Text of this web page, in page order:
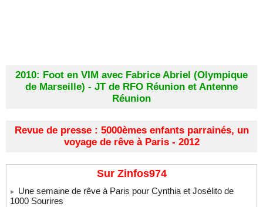
2010: Foot en VIM avec Fabrice Abriel (Olympique
de Marseille) - JT de RFO Réunion et Antenne
Réunion
Revue de presse : 5000èmes enfants parrainés, un
voyage de rêve à Paris - 2012
Sur Zinfos974
Une semaine de rêve à Paris pour Cynthia et Josélito de
1000 Sourires